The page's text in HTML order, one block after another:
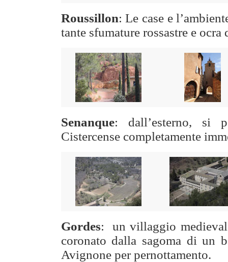
Roussillon: Le case e
tante sfumature rossastre e
Senanque: dall’esterno, si
Cistercense completamente
Gordes:
un villaggio
coronato dalla sagoma di un
Avignone per pernottamento.